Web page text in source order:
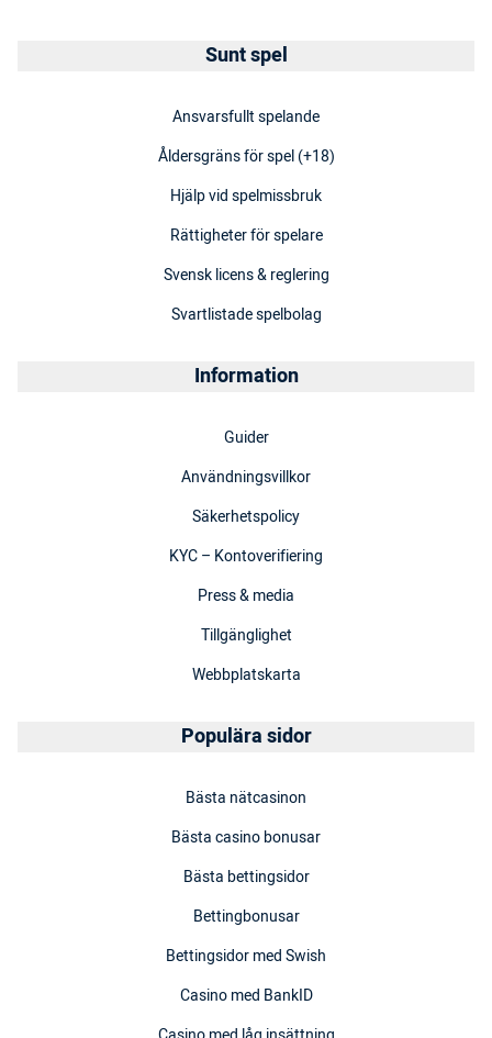
Sunt spel
Ansvarsfullt spelande
Åldersgräns för spel (+18)
Hjälp vid spelmissbruk
Rättigheter för spelare
Svensk licens & reglering
Svartlistade spelbolag
Information
Guider
Användningsvillkor
Säkerhetspolicy
KYC – Kontoverifiering
Press & media
Tillgänglighet
Webbplatskarta
Populära sidor
Bästa nätcasinon
Bästa casino bonusar
Bästa bettingsidor
Bettingbonusar
Bettingsidor med Swish
Casino med BankID